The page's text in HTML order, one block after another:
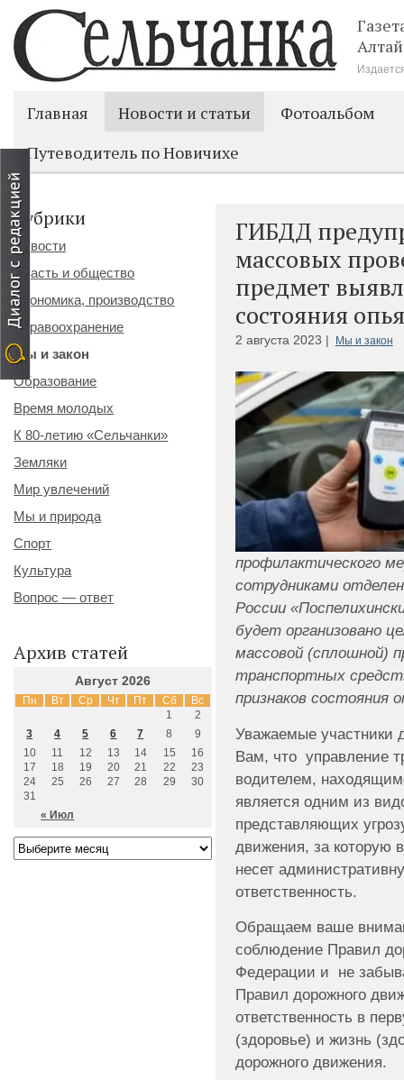
Главная Новости и статьи
Фотоальбом
Путеводитель по Новичихе
ГИБДД
массовых
предмет
состояния
2 августа 2023 | Мы и закон
профилактического
сотрудниками
России
будет организовано
массовой (сплошной)
транспортных
признаков состояния
Уважаемые участники
Вам, что управление
водителем,
является одним из
представляющих
движения, за которую
несет
ответственность.
Обращаем ваше
соблюдение Правил
Федерации и не
Правил дорожного
ответственность в
(здоровье) и жизнь
дорожного движения.
Рубрики
Новости
Власть и общество
Экономика, производство
Здравоохранение
Мы и закон
Образование
Время молодых
К 80-летию «Сельчанки»
Земляки
Мир увлечений
Мы и природа
Спорт
Культура
Вопрос — ответ
Архив статей
Август 2026
Пн Вт Ср Чт Пт Сб Вс
« Июл
1
2
3
4 5 6 7 8
9
10
11 12 13 14 15
16
17
18 19 20 21 22
23
24
25 26 27 28 29
30
31